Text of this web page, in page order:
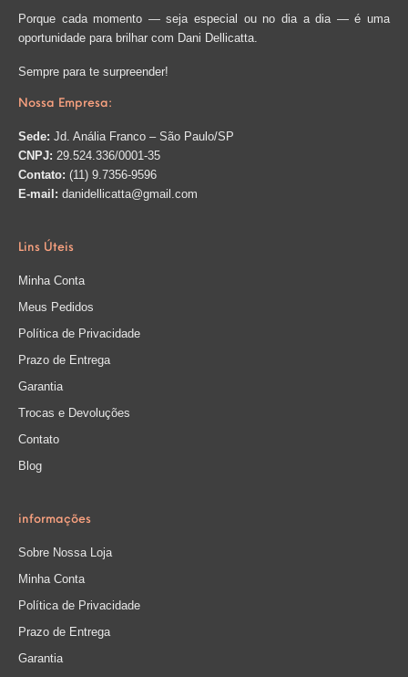
Porque cada momento — seja especial ou no dia a dia — é uma
oportunidade para brilhar com Dani Dellicatta.
Sempre para te surpreender!
Nossa Empresa:
Sede: Jd. Anália Franco – São Paulo/SP
CNPJ: 29.524.336/0001-35
Contato: (11) 9.7356-9596
E-mail: danidellicatta@gmail.com
Lins Úteis
Minha Conta
Meus Pedidos
Política de Privacidade
Prazo de Entrega
Garantia
Trocas e Devoluções
Contato
Blog
informações
Sobre Nossa Loja
Minha Conta
Política de Privacidade
Prazo de Entrega
Garantia